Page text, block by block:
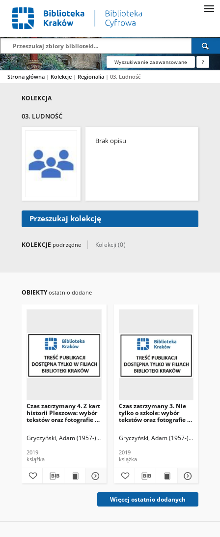
Wyszukiwanie zaawansowane ?
Strona główna | Kolekcje | Regionalia | 03. Ludność
KOLEKCJA
03. LUDNOŚĆ
Brak opisu
Przeszukaj kolekcję
KOLEKCJE podrzędne Kolekcji (0)
OBIEKTYostatnio dodane
Czas zatrzymany 4. Z kart
historii Pleszowa: wybór
tekstów oraz fotografie z
Gryczyński.
Gryczyński, Adam (1957-) Red.
2019
książka
Czas zatrzymany 3. Nie
tylko o szkole: wybór
tekstów oraz fotografie z
Gryczyński. T.2
Gryczyński, Adam (1957-) Red.
2019
książka
Więcej ostatnio dodanych